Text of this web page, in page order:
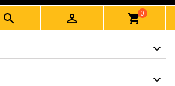
  shopping_cart0